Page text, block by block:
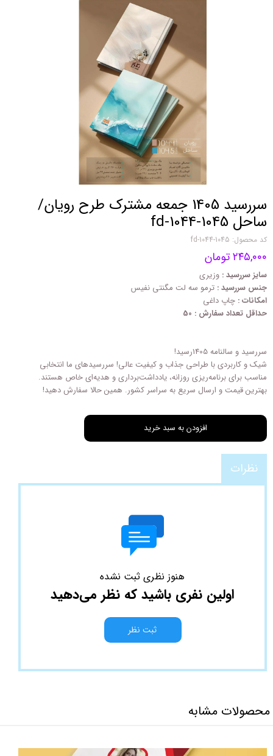
سررسید 1405 جمعه مشترک طرح رویان/
ساحل fd-1044-1045
کد محصول: fd-1044-1045
۲۴۵,۰۰۰ تومان
سایز سررسید : وزیری
جنس سررسید : ترمو سه لت مگنتی نفیس
امکانات : چاپ داغی
حداقل تعداد سفارش : 50
سررسید و سالنامه 1405رسید!
شیک و کاربردی با طراحی‌ جذاب و کیفیت عالی! سررسیدهای ما انتخابی
مناسب برای برنامه‌ریزی روزانه، یادداشت‌برداری و هدیه‌ای خاص هستند.
بهترین قیمت و ارسال سریع به سراسر کشور. همین حالا سفارش دهید!
افزودن به سبد خرید
نظرات
هنوز نظری ثبت نشده
اولین نفری باشید که نظر می‌دهید
ثبت نظر
محصولات مشابه